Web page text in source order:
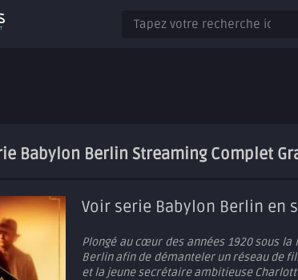
Babylon Berlin Streaming Complet
Voir serie Babylon Berlin en
Plongé au cœur des années 1920 sous
Berlin afin de démanteler un réseau de
et la jeune secrétaire ambitieuse